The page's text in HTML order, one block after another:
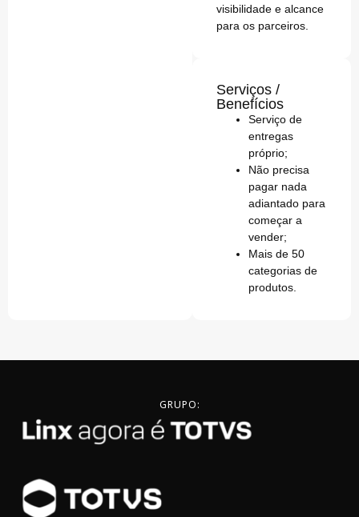
visibilidade e alcance
para os parceiros.
Serviços /
Benefícios
Serviço de
entregas
próprio;
Não precisa
pagar nada
adiantado para
começar a
vender;
Mais de 50
categorias de
produtos.
GRUPO: